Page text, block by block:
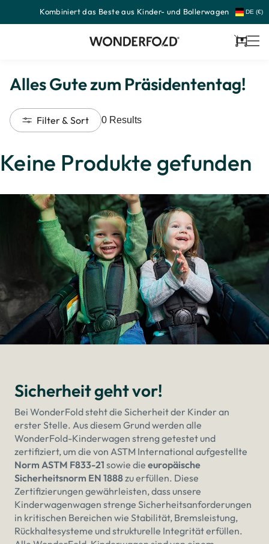
Inhalt
Kombiniert das Beste aus Kinder- und Bollerwagen DE (€)
Alles Gute zum Präsidententag!
Filter & Sort 0 Results
Keine Produkte gefunden
Sicherheit geht vor!
Bei WonderFold steht die Sicherheit der Kinder an
erster Stelle. Aus diesem Grund werden alle
WonderFold-Kinderwagen streng getestet und
zertifiziert, um die von ASTM International aufgestellte
Norm ASTM F833-21 sowie die europäische
Sicherheitsnorm EN 1888zu erfüllen. Diese
Zertifizierungen gewährleisten, dass unsere
Kinderwagenwagen strenge Sicherheitsanforderungen
in kritischen Bereichen wie Stabilität, Bremsleistung,
Rückhaltesysteme und strukturelle Integrität erfüllen.